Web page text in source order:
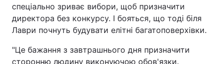
Здоров'я Туризм
Цікавинки
спеціально зриває вибори, щоб призначити
директора без конкурсу. І бояться, що тоді біля
Лаври почнуть будувати елітні багатоповерхівки.
"Це бажання з завтрашнього дня призначити
сторонню людину виконуючою обов'язки.